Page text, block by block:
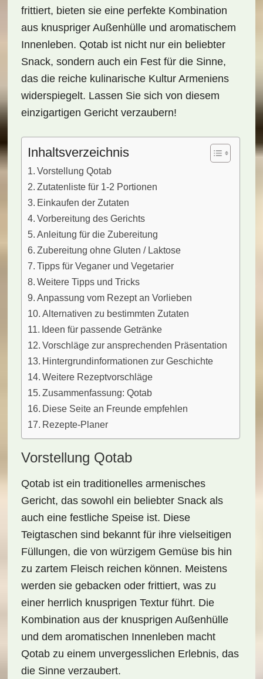
frittiert, bieten sie eine perfekte Kombination
aus knuspriger Außenhülle und aromatischem
Innenleben. Qotab ist nicht nur ein beliebter
Snack, sondern auch ein Fest für die Sinne,
das die reiche kulinarische Kultur Armeniens
widerspiegelt. Lassen Sie sich von diesem
einzigartigen Gericht verzaubern!
Inhaltsverzeichnis
Vorstellung Qotab
Zutatenliste für 1-2 Portionen
Einkaufen der Zutaten
Vorbereitung des Gerichts
Anleitung für die Zubereitung
Zubereitung ohne Gluten / Laktose
Tipps für Veganer und Vegetarier
Weitere Tipps und Tricks
Anpassung vom Rezept an Vorlieben
Alternativen zu bestimmten Zutaten
Ideen für passende Getränke
Vorschläge zur ansprechenden Präsentation
Hintergrundinformationen zur Geschichte
Weitere Rezeptvorschläge
Zusammenfassung: Qotab
Diese Seite an Freunde empfehlen
Rezepte-Planer
Vorstellung Qotab
Qotab ist ein traditionelles armenisches
Gericht, das sowohl ein beliebter Snack als
auch eine festliche Speise ist. Diese
Teigtaschen sind bekannt für ihre vielseitigen
Füllungen, die von würzigem Gemüse bis hin
zu zartem Fleisch reichen können. Meistens
werden sie gebacken oder frittiert, was zu
einer herrlich knusprigen Textur führt. Die
Kombination aus der knusprigen Außenhülle
und dem aromatischen Innenleben macht
Qotab zu einem unvergesslichen Erlebnis, das
die Sinne verzaubert.